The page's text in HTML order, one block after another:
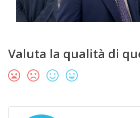
Valuta la qualità di